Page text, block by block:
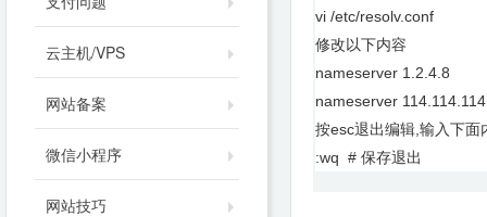
云主机/VPS
网站备案
微信小程序
网站技巧
vi /etc/resolv.conf
修改以下内容
nameserver 1.2.4.8
nameserver
按esc退出编辑,输入下面
:wq # 保存退出